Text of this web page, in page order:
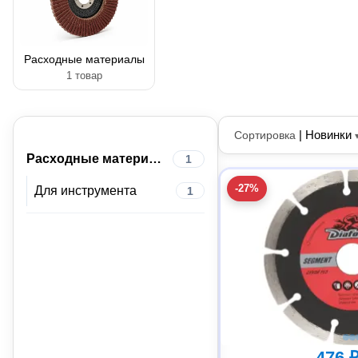
Расходные материалы
1 товар
Расходные материалы 1
Для инструмента 1
Сортировка | Новинки
-27%